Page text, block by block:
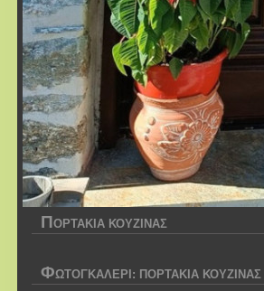
ΠΟΡΤΑΚΙΑ ΚΟΥΖΙΝΑΣ
ΦΩΤΟΓΚΑΛΕΡΊ: ΠΟΡΤΑΚΙΑ ΚΟΥΖΙΝΑΣ